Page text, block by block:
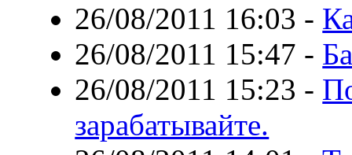
26/08/2011 16:03 -
26/08/2011 15:47 -
26/08/2011 15:23 -
зарабатывайте.